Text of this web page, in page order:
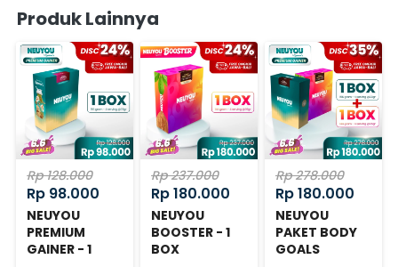
Produk Lainnya
Rp 128.000
Rp 98.000
NEUYOU
PREMIUM
GAINER - 1
Rp 237.000
Rp 180.000
NEUYOU
BOOSTER - 1
BOX
Rp 278.000
Rp 180.000
NEUYOU
PAKET BODY
GOALS